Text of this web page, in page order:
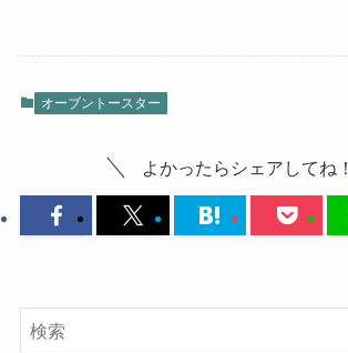
オーブントースター
よかったらシェアしてね！